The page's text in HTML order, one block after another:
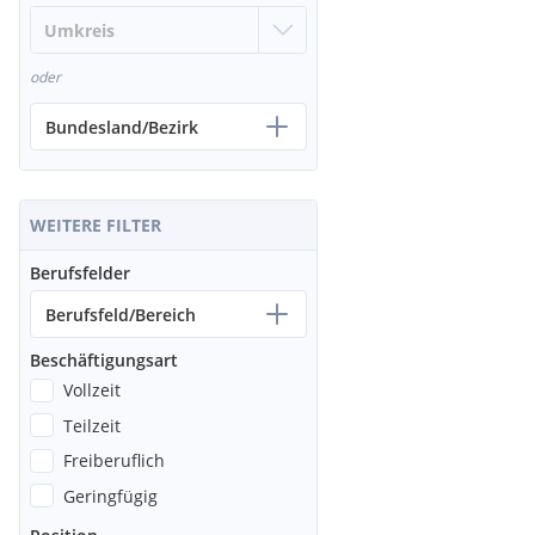
oder
Bundesland/Bezirk
WEITERE FILTER
Berufsfelder
Berufsfeld/Bereich
Beschäftigungsart
Vollzeit
Teilzeit
Freiberuflich
Geringfügig